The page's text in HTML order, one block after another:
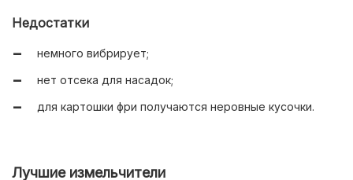
Недостатки
немного вибрирует;
нет отсека для насадок;
для картошки фри получаются неровные кусочки.
Лучшие измельчители